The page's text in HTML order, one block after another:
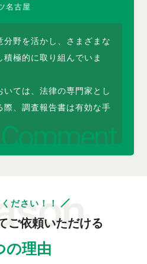
名古屋
野を活かし、さまざまな
極的に取り組んでいま
ては、法律の専門家とし
際、調査報告書は有効な手
ださい！！
ご依頼いただける
の理由